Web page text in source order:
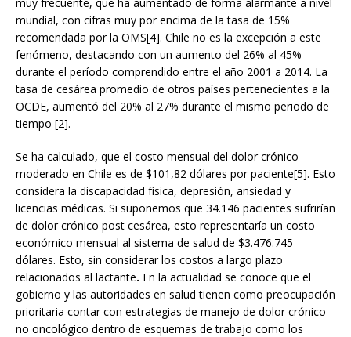
mundial, con cifras muy por encima de la tasa de 15%
recomendada por la OMS[4]. Chile no es la excepción a este
fenómeno, destacando con un aumento del 26% al 45%
durante el período comprendido entre el año 2001 a 2014. La
tasa de cesárea promedio de otros países pertenecientes a la
OCDE, aumentó del 20% al 27% durante el mismo periodo de
tiempo [2].
Se ha calculado, que el costo mensual del dolor crónico
moderado en Chile es de $101,82 dólares por paciente[5]. Esto
considera la discapacidad física, depresión, ansiedad y
licencias médicas. Si suponemos que 34.146 pacientes sufrirían
de dolor crónico post cesárea, esto representaría un costo
económico mensual al sistema de salud de $3.476.745
dólares. Esto, sin considerar los costos a largo plazo
relacionados al lactante. En la actualidad se conoce que el
gobierno y las autoridades en salud tienen como preocupación
prioritaria contar con estrategias de manejo de dolor crónico
no oncológico dentro de esquemas de trabajo como los